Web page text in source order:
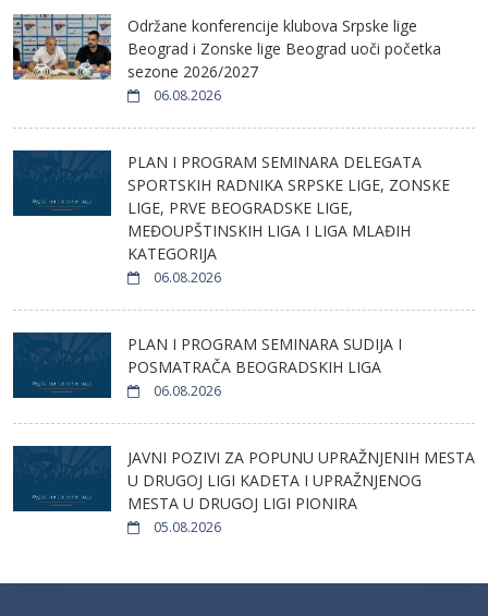
Održane konferencije klubova Srpske lige
Beograd i Zonske lige Beograd uoči početka
sezone 2026/2027
06.08.2026
PLAN I PROGRAM SEMINARA DELEGATA
SPORTSKIH RADNIKA SRPSKE LIGE, ZONSKE
LIGE, PRVE BEOGRADSKE LIGE,
MEĐOUPŠTINSKIH LIGA I LIGA MLAĐIH
KATEGORIJA
06.08.2026
PLAN I PROGRAM SEMINARA SUDIJA I
POSMATRAČA BEOGRADSKIH LIGA
06.08.2026
JAVNI POZIVI ZA POPUNU UPRAŽNJENIH MESTA
U DRUGOJ LIGI KADETA I UPRAŽNJENOG
MESTA U DRUGOJ LIGI PIONIRA
05.08.2026